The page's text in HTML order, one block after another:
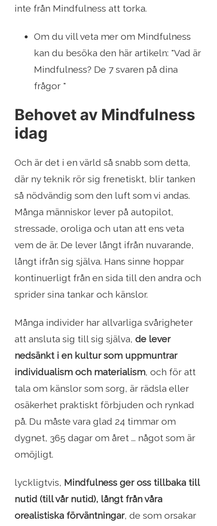
inte från Mindfulness att torka.
Om du vill veta mer om Mindfulness
kan du besöka den här artikeln: "Vad är
Mindfulness? De 7 svaren på dina
frågor "
Behovet av Mindfulness
idag
Och är det i en värld så snabb som detta,
där ny teknik rör sig frenetiskt, blir tanken
så nödvändig som den luft som vi andas.
Många människor lever på autopilot,
stressade, oroliga och utan att ens veta
vem de är. De lever långt ifrån nuvarande,
långt ifrån sig själva. Hans sinne hoppar
kontinuerligt från en sida till den andra och
sprider sina tankar och känslor.
Många individer har allvarliga svårigheter
att ansluta sig till sig själva, de lever
nedsänkt i en kultur som uppmuntrar
individualism och materialism, och för att
tala om känslor som sorg, är rädsla eller
osäkerhet praktiskt förbjuden och rynkad
på. Du måste vara glad 24 timmar om
dygnet, 365 dagar om året ... något som är
omöjligt.
lyckligtvis, Mindfulness ger oss tillbaka till
nutid (till vår nutid), långt från våra
orealistiska förväntningar, de som orsakar